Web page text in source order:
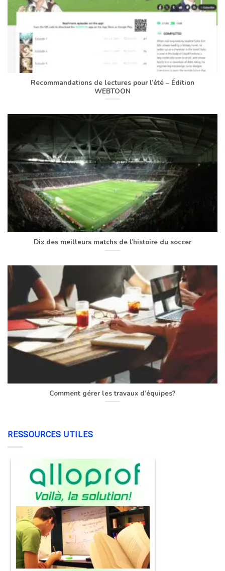
Recommandations de lectures pour l’été – Édition
WEBTOON
Dix des meilleurs matchs de l’histoire du soccer
Comment gérer les travaux d’équipes?
RESSOURCES UTILES